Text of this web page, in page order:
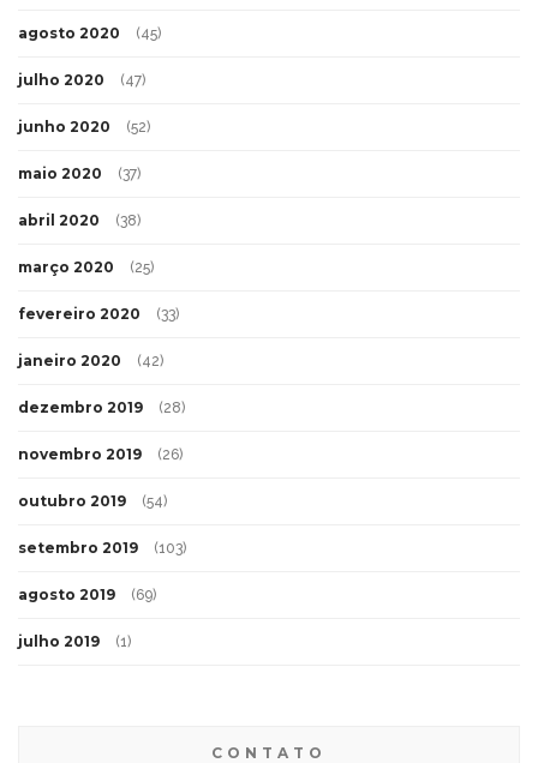
agosto 2020 (45)
julho 2020 (47)
junho 2020 (52)
maio 2020 (37)
abril 2020 (38)
março 2020 (25)
fevereiro 2020 (33)
janeiro 2020 (42)
dezembro 2019 (28)
novembro 2019 (26)
outubro 2019 (54)
setembro 2019 (103)
agosto 2019 (69)
julho 2019 (1)
CONTATO